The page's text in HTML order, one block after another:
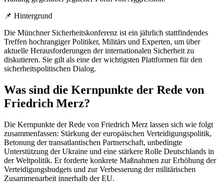
📌 Hintergrund
Die Münchner Sicherheitskonferenz ist ein jährlich stattfindendes
Treffen hochrangiger Politiker, Militärs und Experten, um über
aktuelle Herausforderungen der internationalen Sicherheit zu
diskutieren. Sie gilt als eine der wichtigsten Plattformen für den
sicherheitspolitischen Dialog.
Was sind die Kernpunkte der Rede von
Friedrich Merz?
Die Kernpunkte der Rede von Friedrich Merz lassen sich wie folgt
zusammenfassen: Stärkung der europäischen Verteidigungspolitik,
Betonung der transatlantischen Partnerschaft, unbedingte
Unterstützung der Ukraine und eine stärkere Rolle Deutschlands in
der Weltpolitik. Er forderte konkrete Maßnahmen zur Erhöhung der
Verteidigungsbudgets und zur Verbesserung der militärischen
Zusammenarbeit innerhalb der EU.